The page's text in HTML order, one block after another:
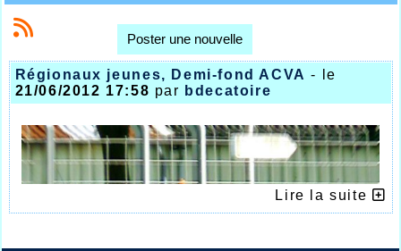
Poster une nouvelle
Régionaux jeunes, Demi-fond ACVA - le
21/06/2012 17:58 par bdecatoire
Lire la suite